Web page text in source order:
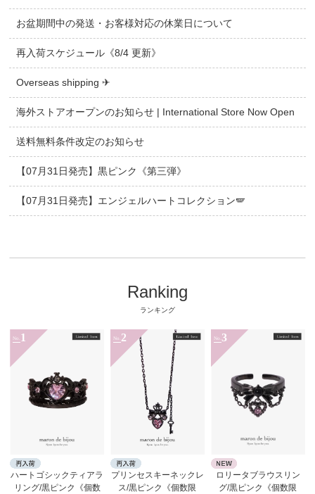
お盆期間中の発送・お客様対応の休業日について
再入荷スケジュール《8/4 更新》
Overseas shipping ✈
海外ストアオープンのお知らせ | International Store Now Open
送料無料条件改定のお知らせ
【07月31日発売】黒ピンク《第三弾》
【07月31日発売】エンジェルハートコレクション🪽
Ranking
ランキング
No. 1
ハートゴシックティアラ
リング/黒ピンク《個数
No. 2
プリンセスキーネックレ
ス/黒ピンク《個数限
No. 3
ロリータブラウスリン
グ/黒ピンク《個数限